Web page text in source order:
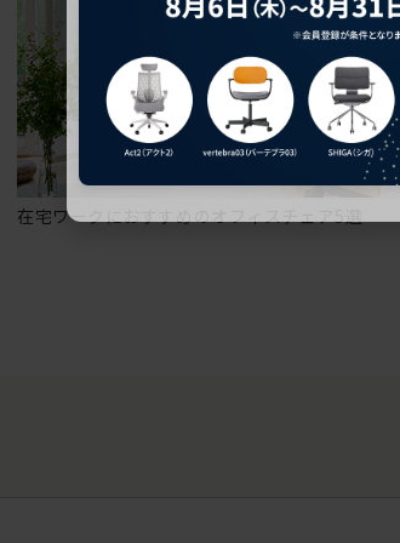
在宅ワークにおすすめのオフィスチェア5選